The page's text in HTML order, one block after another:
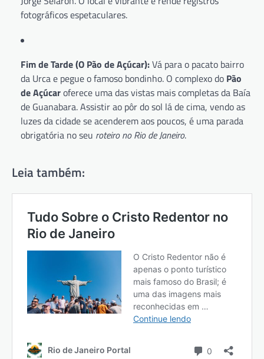
fotográficos espetaculares.
Fim de Tarde (O Pão de Açúcar):Vá para o pacato bairro
da Urca e pegue o famoso bondinho. O complexo do Pão
de Açúcaroferece uma das vistas mais completas da Baía
de Guanabara. Assistir ao pôr do sol lá de cima, vendo as
luzes da cidade se acenderem aos poucos, é uma parada
obrigatória no seu roteiro no Rio de Janeiro.
Leia também: